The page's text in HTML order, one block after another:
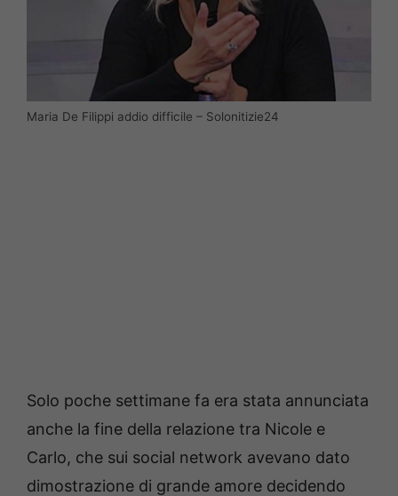
Maria De Filippi addio difficile – Solonitizie24
Solo poche settimane fa era stata annunciata
anche la fine della relazione tra Nicole e
Carlo, che sui social network avevano dato
dimostrazione di grande amore decidendo